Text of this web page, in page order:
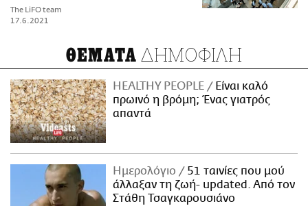
The LiFO team
17.6.2021
ΘΕΜΑΤΑ ΔΗΜΟΦΙΛΗ
HEALTHY PEOPLE
Είναι καλό
πρωινό η βρόμη; Ένας γιατρός
απαντά
Ημερολόγιο
51 ταινίες που μού
άλλαξαν τη ζωή- updated. Aπό τον
Στάθη Τσαγκαρουσιάνο